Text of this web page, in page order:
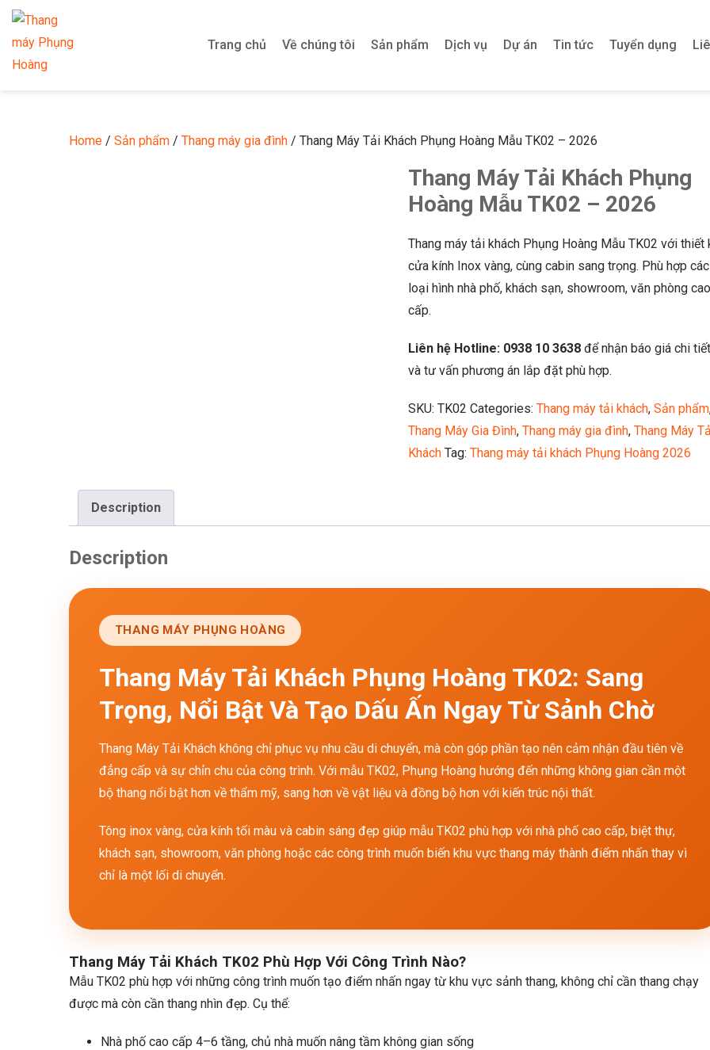
Trang chủ Về chúng tôi Sản phẩm Dịch vụ Dự án Tin tức Tuyển dụng
Home / Sản phẩm / Thang máy gia đình / Thang Máy Tải Khách Phụng Hoàng Mẫu TK02 – 2026
Thang Máy Tải Khách Phụng
Hoàng Mẫu TK02 – 2026
Thang máy tải khách Phụng Hoàng Mẫu TK02 với thiết
cửa kính Inox vàng, cùng cabin sang trọng. Phù hợp các
loại hình nhà phố, khách sạn, showroom, văn phòng cao
cấp.
Liên hệ Hotline: 0938 10 3638để nhận báo giá chi tiết
và tư vấn phương án lắp đặt phù hợp.
SKU: TK02 Categories: Thang máy tải khách, Sản phẩm
Thang Máy Gia Đình, Thang máy gia đình, Thang Máy
Khách Tag: Thang máy tải khách Phụng Hoàng 2026
Description
Description
THANG MÁY PHỤNG HOÀNG
Thang Máy Tải Khách Phụng Hoàng TK02: Sang
Trọng, Nổi Bật Và Tạo Dấu Ấn Ngay Từ Sảnh Chờ
Thang Máy Tải Khách không chỉ phục vụ nhu cầu di chuyển, mà còn góp phần tạo nên cảm nhận đầu tiên về
đẳng cấp và sự chỉn chu của công trình. Với mẫu TK02, Phụng Hoàng hướng đến những không gian cần một
bộ thang nổi bật hơn về thẩm mỹ, sang hơn về vật liệu và đồng bộ hơn với kiến trúc nội thất.
Tông inox vàng, cửa kính tối màu và cabin sáng đẹp giúp mẫu TK02 phù hợp với nhà phố cao cấp, biệt thự,
khách sạn, showroom, văn phòng hoặc các công trình muốn biến khu vực thang máy thành điểm nhấn thay vì
chỉ là một lối di chuyển.
Thang Máy Tải Khách TK02 Phù Hợp Với Công Trình Nào?
Mẫu TK02 phù hợp với những công trình muốn tạo điểm nhấn ngay từ khu vực sảnh thang, không chỉ cần thang chạy
được mà còn cần thang nhìn đẹp. Cụ thể:
Nhà phố cao cấp 4–6 tầng, chủ nhà muốn nâng tầm không gian sống